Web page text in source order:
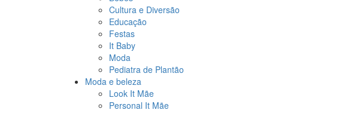
Cultura e Diversão
Educação
Festas
It Baby
Moda
Pediatra de Plantão
Moda e beleza
Look It Mãe
Personal It Mãe